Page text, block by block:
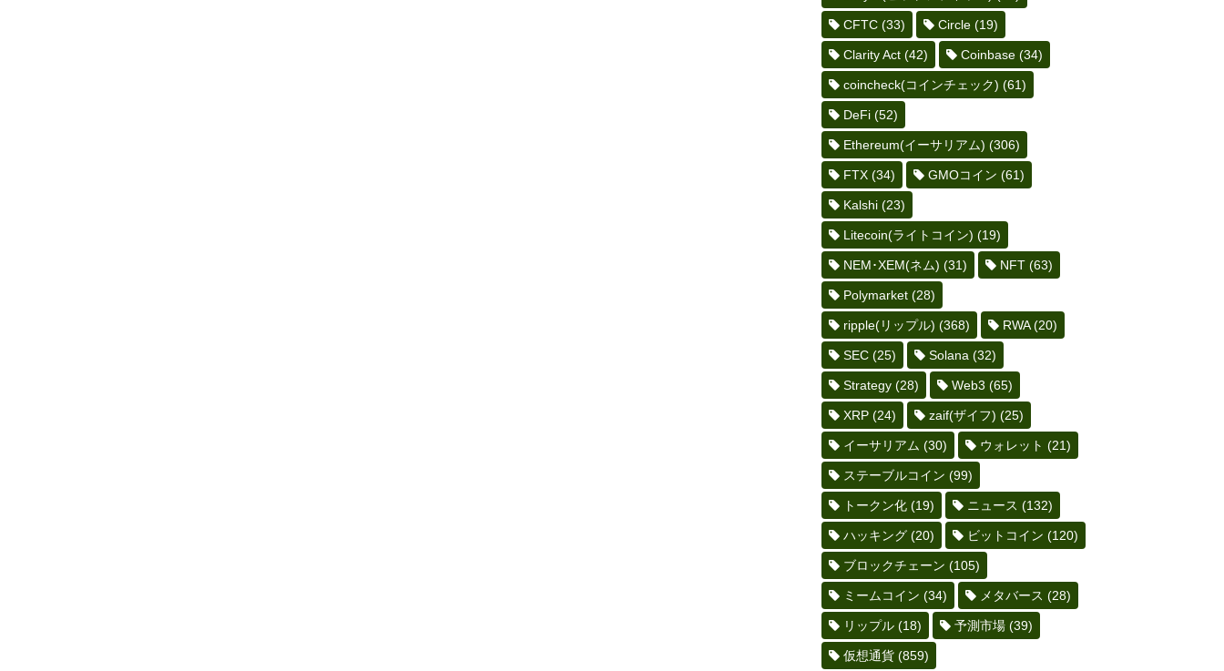
CFTC (33) Circle (19)
Clarity Act (42) Coinbase (34)
coincheck(コインチェック) (61)
DeFi (52)
Ethereum(イーサリアム) (306)
FTX (34) GMOコイン (61)
Kalshi (23)
Litecoin(ライトコイン) (19)
NEM･XEM(ネム) (31) NFT (63)
Polymarket (28)
ripple(リップル) (368) RWA(20)
SEC (25) Solana (32)
Strategy (28) Web3 (65)
XRP (24) zaif(ザイフ) (25)
イーサリアム (30) ウォレット (21)
ステーブルコイン (99)
トークン化 (19) ニュース (132)
ハッキング (20) ビットコイン (120)
ブロックチェーン (105)
ミームコイン (34) メタバース (28)
リップル (18) 予測市場 (39)
仮想通貨 (859)